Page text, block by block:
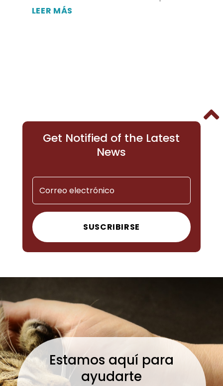
LEER MÁS
Get Notified of the Latest
News
SUSCRIBIRSE
Estamos aquí para
ayudarte
